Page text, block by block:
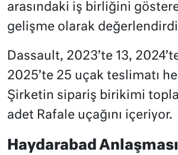
arasındaki iş birliğini
gelişme olarak
Dassault, 2023’te 13,
2025’te 25 uçak teslimatı
Şirketin sipariş birikimi
adet Rafale uçağını içeriyor.
Haydarabad